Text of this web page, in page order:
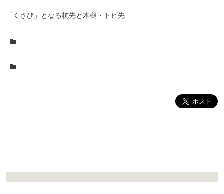
「くさび」となる杭先と木槌・トビ先